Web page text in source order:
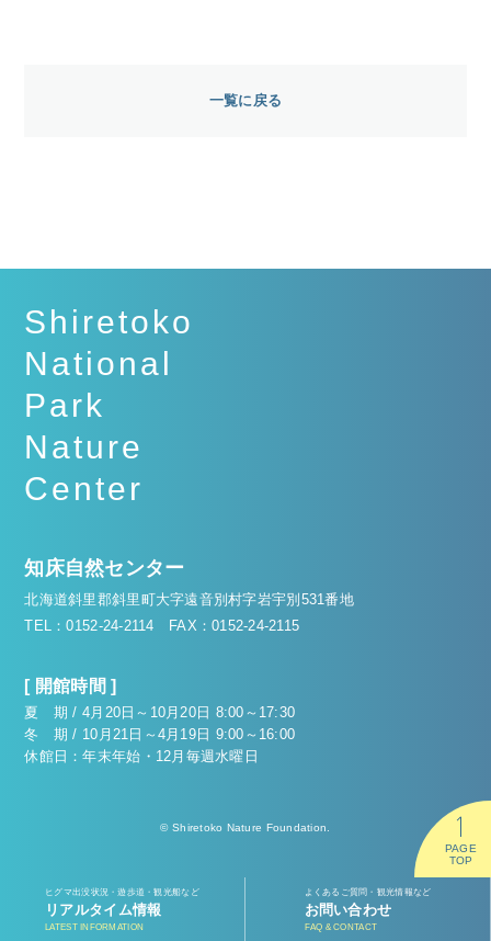
一覧に戻る
Shiretoko
National
Park
Nature
Center
知床自然センター
北海道斜里郡斜里町大字遠音別村字岩宇別531番地
TEL：0152-24-2114 FAX：0152-24-2115
[ 開館時間 ]
夏 期 / 4月20日～10月20日 8:00～17:30
冬 期 / 10月21日～4月19日 9:00～16:00
休館日：年末年始・12月毎週水曜日
© Shiretoko Nature Foundation.
ヒグマ出没状況・遊歩道・観光船など
リアルタイム情報
LATEST INFORMATION
よくあるご質問・観光情報など
お問い合わせ
FAQ & CONTACT
PAGE
TOP